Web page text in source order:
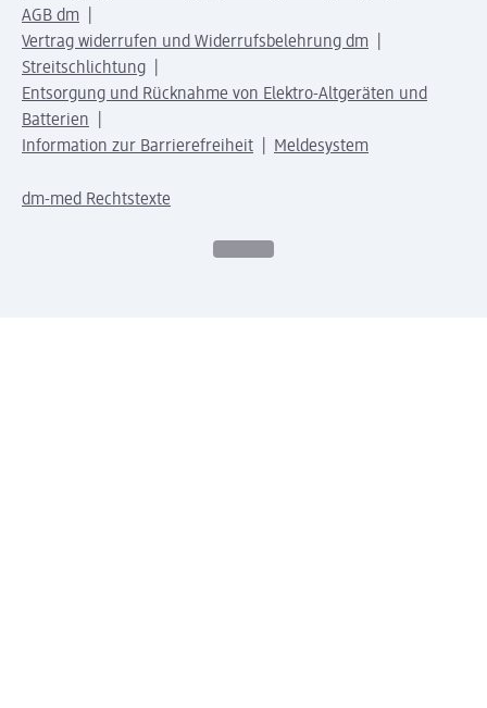
AGB dm
Vertrag widerrufen und Widerrufsbelehrung dm
Streitschlichtung
Entsorgung und Rücknahme von Elektro-Altgeräten und
Batterien
Information zur Barrierefreiheit
Meldesystem
dm-med Rechtstexte